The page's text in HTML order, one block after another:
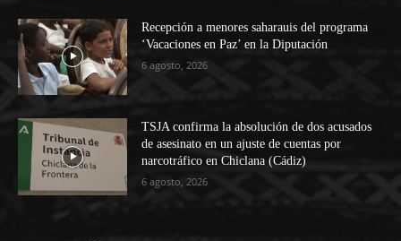
Recepción a menores saharauis del programa
‘Vacaciones en Paz’ en la Diputación
6 agosto, 2026
TSJA confirma la absolución de dos acusados
de asesinato en un ajuste de cuentas por
narcotráfico en Chiclana (Cádiz)
6 agosto, 2026